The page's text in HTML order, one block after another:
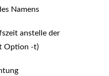
Namens
anstelle der
Option -t)